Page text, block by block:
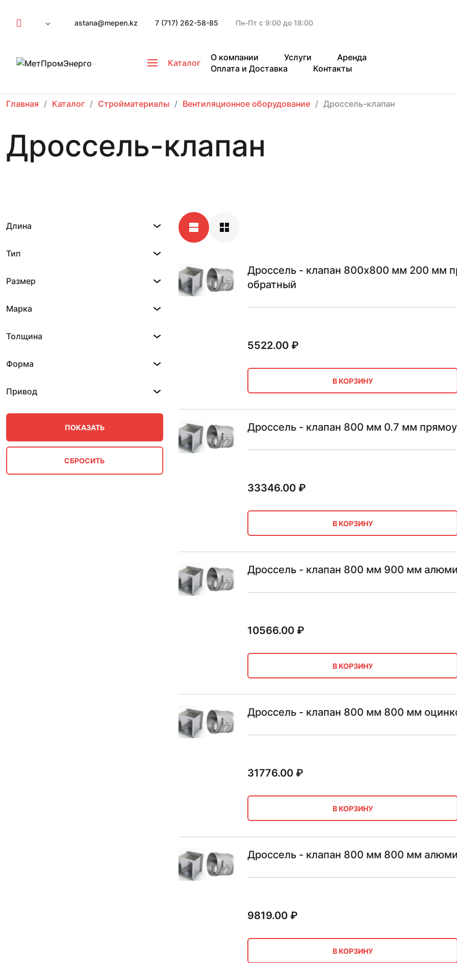
astana@mepen.kz 7 (717) 262-58-85 Пн-Пт с 9:00 до 18:00
Каталог
О компании Услуги
Аренда
Оплата и Доставка
Контакты
Главная Каталог Стройматериалы Вентиляционное оборудование Дроссель-клапан
Дроссель-клапан
Длина
Тип
Размер
Марка
Толщина
Форма
Привод
Дроссель - клапан 800х800 мм 200 мм
обратный
5522.00₽
В КОРЗИНУ
Дроссель - клапан 800 мм 0.7 мм
33346.00₽
В КОРЗИНУ
Дроссель - клапан 800 мм 900 мм
10566.00₽
В КОРЗИНУ
Дроссель - клапан 800 мм 800 мм
31776.00₽
В КОРЗИНУ
Дроссель - клапан 800 мм 800 мм
9819.00₽
В КОРЗИНУ